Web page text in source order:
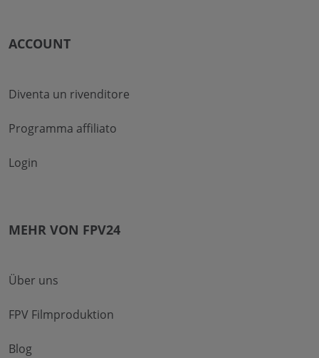
ACCOUNT
Diventa un rivenditore
Programma affiliato
Login
MEHR VON FPV24
Über uns
FPV Filmproduktion
Blog